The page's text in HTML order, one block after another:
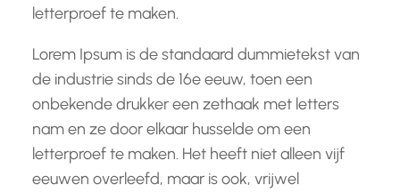
letterproef te maken.
Lorem Ipsum is de standaard dummietekst van
de industrie sinds de 16e eeuw, toen een
onbekende drukker een zethaak met letters
nam en ze door elkaar husselde om een
letterproef te maken. Het heeft niet alleen vijf
eeuwen overleefd, maar is ook, vrijwel